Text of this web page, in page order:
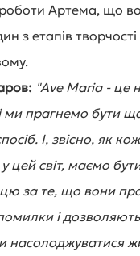
роботи Артема, що
з етапів творчості
"Ave Maria - це
ми прагнемо бути
І, звісно, як
цей світ, маємо
за те, що вони
і дозволяють
насолоджуватися